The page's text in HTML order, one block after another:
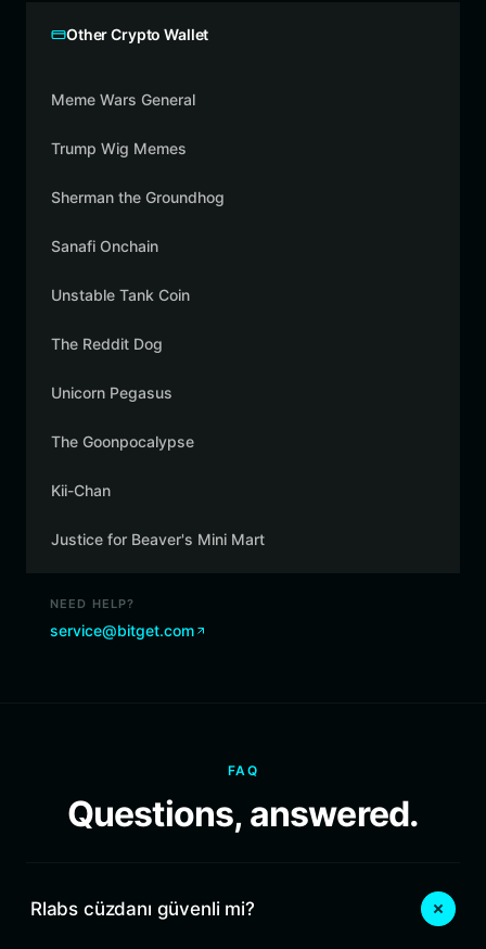
Other Crypto Wallet
Meme Wars General
Trump Wig Memes
Sherman the Groundhog
Sanafi Onchain
Unstable Tank Coin
The Reddit Dog
Unicorn Pegasus
The Goonpocalypse
Kii-Chan
Justice for Beaver's Mini Mart
NEED HELP?
service@bitget.com
FAQ
Questions, answered.
Rlabs cüzdanı güvenli mi?